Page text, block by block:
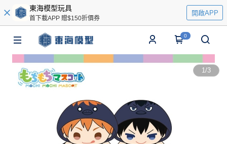
東海模型玩具
首下載APP 贈$150折價券
開啟APP
0
1/3